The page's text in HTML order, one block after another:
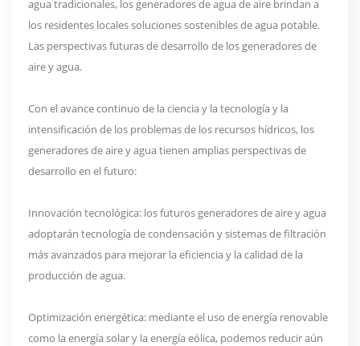
agua tradicionales, los generadores de agua de aire brindan a
los residentes locales soluciones sostenibles de agua potable.
Las perspectivas futuras de desarrollo de los generadores de
aire y agua.
Con el avance continuo de la ciencia y la tecnología y la
intensificación de los problemas de los recursos hídricos, los
generadores de aire y agua tienen amplias perspectivas de
desarrollo en el futuro:
Innovación tecnológica: los futuros generadores de aire y agua
adoptarán tecnología de condensación y sistemas de filtración
más avanzados para mejorar la eficiencia y la calidad de la
producción de agua.
Optimización energética: mediante el uso de energía renovable
como la energía solar y la energía eólica, podemos reducir aún